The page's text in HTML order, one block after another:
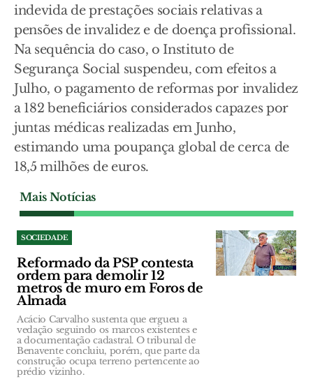
indevida de prestações sociais relativas a
pensões de invalidez e de doença profissional.
Na sequência do caso, o Instituto de
Segurança Social suspendeu, com efeitos a
Julho, o pagamento de reformas por invalidez
a 182 beneficiários considerados capazes por
juntas médicas realizadas em Junho,
estimando uma poupança global de cerca de
18,5 milhões de euros.
Mais Notícias
SOCIEDADE
Reformado da PSP contesta
ordem para demolir 12
metros de muro em Foros de
Almada
Acácio Carvalho sustenta que ergueu a
vedação seguindo os marcos existentes e
a documentação cadastral. O tribunal de
Benavente concluiu, porém, que parte da
construção ocupa terreno pertencente ao
prédio vizinho.